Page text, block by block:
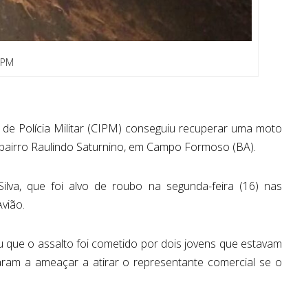
Polícia Militar (CIPM) conseguiu recuperar uma moto
Raulindo Saturnino, em Campo Formoso (BA).
que foi alvo de roubo na segunda-feira (16) nas
o assalto foi cometido por dois jovens que estavam
a ameaçar a atirar o representante comercial se o